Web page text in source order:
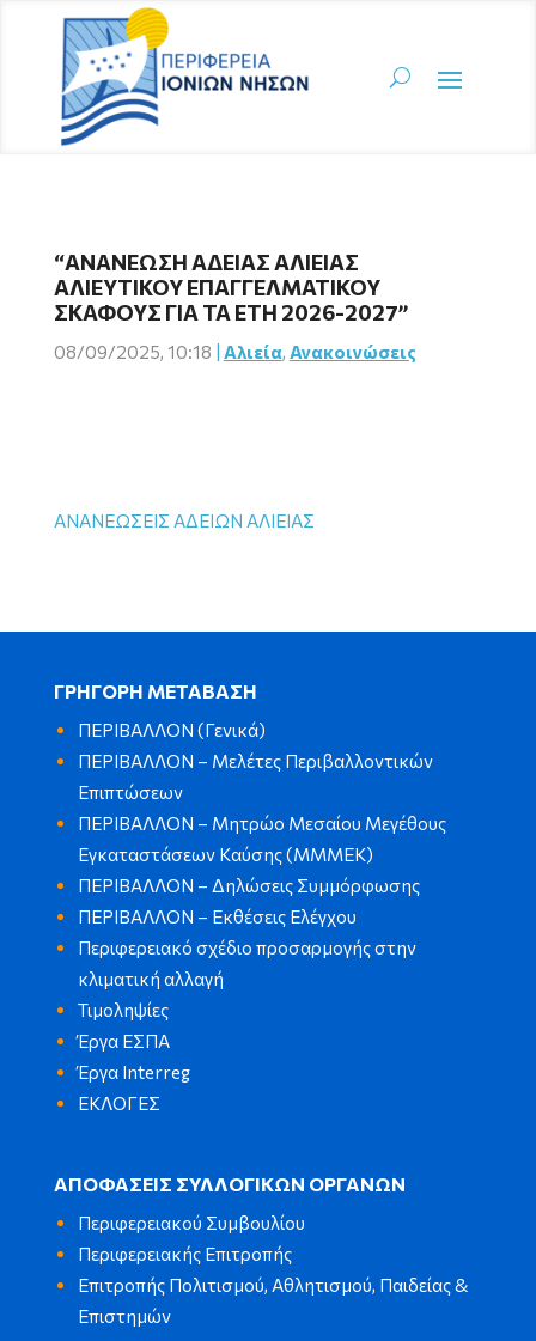
“ΑΝΑΝΕΩΣΗ ΑΔΕΙΑΣ ΑΛΙΕΙΑΣ
ΑΛΙΕΥΤΙΚΟΥ ΕΠΑΓΓΕΛΜΑΤΙΚΟΥ
ΣΚΑΦΟΥΣ ΓΙΑ ΤΑ ΕΤΗ 2026-2027”
08/09/2025, 10:18 Αλιεία, Ανακοινώσεις
ΑΝΑΝΕΩΣΕΙΣ ΑΔΕΙΩΝ ΑΛΙΕΙΑΣ
ΓΡΗΓΟΡΗ ΜΕΤΑΒΑΣΗ
ΠΕΡΙΒΑΛΛΟΝ (Γενικά)
ΠΕΡΙΒΑΛΛΟΝ – Μελέτες Περιβαλλοντικών
Επιπτώσεων
ΠΕΡΙΒΑΛΛΟΝ – Μητρώο Μεσαίου Μεγέθους
Εγκαταστάσεων Καύσης (ΜΜΜΕΚ)
ΠΕΡΙΒΑΛΛΟΝ – Δηλώσεις Συμμόρφωσης
ΠΕΡΙΒΑΛΛΟΝ – Εκθέσεις Ελέγχου
Περιφερειακό σχέδιο προσαρμογής στην
κλιματική αλλαγή
Τιμοληψίες
Έργα ΕΣΠΑ
Έργα Interreg
ΕΚΛΟΓΕΣ
ΑΠΟΦΑΣΕΙΣ ΣΥΛΛΟΓΙΚΩΝ ΟΡΓΑΝΩΝ
Περιφερειακού Συμβουλίου
Περιφερειακής Επιτροπής
Επιτροπής Πολιτισμού, Αθλητισμού, Παιδείας &
Επιστημών